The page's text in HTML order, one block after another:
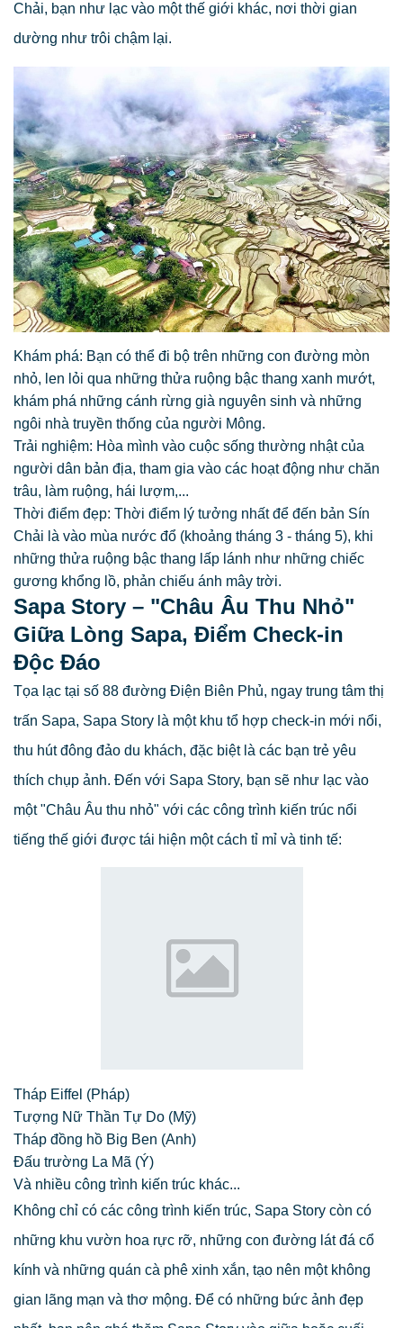
Chải, bạn như lạc vào một thế giới khác, nơi thời gian
dường như trôi chậm lại.
Khám phá: Bạn có thể đi bộ trên những con đường mòn
nhỏ, len lỏi qua những thửa ruộng bậc thang xanh mướt,
khám phá những cánh rừng già nguyên sinh và những
ngôi nhà truyền thống của người Mông.
Trải nghiệm: Hòa mình vào cuộc sống thường nhật của
người dân bản địa, tham gia vào các hoạt động như chăn
trâu, làm ruộng, hái lượm,...
Thời điểm đẹp: Thời điểm lý tưởng nhất để đến bản Sín
Chải là vào mùa nước đổ (khoảng tháng 3 - tháng 5), khi
những thửa ruộng bậc thang lấp lánh như những chiếc
gương khổng lồ, phản chiếu ánh mây trời.
Sapa Story – "Châu Âu Thu Nhỏ"
Giữa Lòng Sapa, Điểm Check-in
Độc Đáo
Tọa lạc tại số 88 đường Điện Biên Phủ, ngay trung tâm thị
trấn Sapa, Sapa Story là một khu tổ hợp check-in mới nổi,
thu hút đông đảo du khách, đặc biệt là các bạn trẻ yêu
thích chụp ảnh. Đến với Sapa Story, bạn sẽ như lạc vào
một "Châu Âu thu nhỏ" với các công trình kiến trúc nổi
tiếng thế giới được tái hiện một cách tỉ mỉ và tinh tế:
Tháp Eiffel (Pháp)
Tượng Nữ Thần Tự Do (Mỹ)
Tháp đồng hồ Big Ben (Anh)
Đấu trường La Mã (Ý)
Và nhiều công trình kiến trúc khác...
Không chỉ có các công trình kiến trúc, Sapa Story còn có
những khu vườn hoa rực rỡ, những con đường lát đá cổ
kính và những quán cà phê xinh xắn, tạo nên một không
gian lãng mạn và thơ mộng. Để có những bức ảnh đẹp